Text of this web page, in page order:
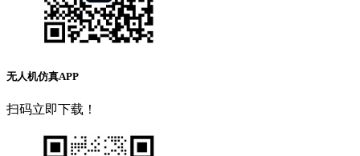
无人机仿真APP
扫码立即下载！